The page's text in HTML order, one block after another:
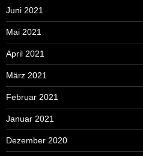
Juni 2021
Mai 2021
April 2021
März 2021
Februar 2021
Januar 2021
Dezember 2020